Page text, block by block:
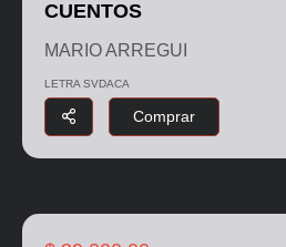
CUENTOS
MARIO ARREGUI
LETRA SVDACA
Comprar